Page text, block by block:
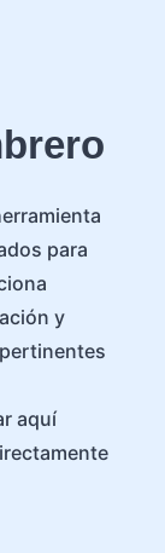
para
y
aquí